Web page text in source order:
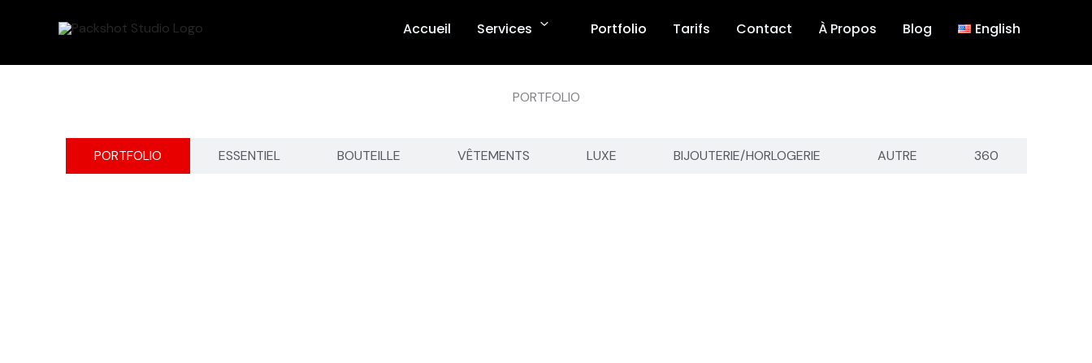
Accueil Services Portfolio Tarifs Contact À Propos Blog English
PORTFOLIO
PORTFOLIO ESSENTIEL BOUTEILLE VÊTEMENTS LUXE BIJOUTERIE/HORLOGERIE AUTRE 360